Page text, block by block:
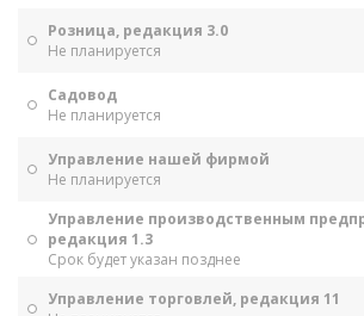
Розница, редакция 3.0
Не планируется
Садовод
Не планируется
Управление нашей фирмой
Не планируется
Управление производственным
редакция 1.3
Срок будет указан позднее
Управление торговлей, редакция 11